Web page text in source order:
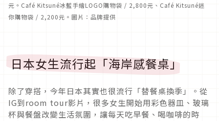
元。Café Kitsuné冰藍手繪LOGO購物袋 / 2,800元、Café Kitsuné迷
你購物袋 / 2,200元。圖片：品牌提供
日本女生流行起「海岸感餐桌」
除了穿搭，今年日本其實也很流行「替餐桌換季」。從
IG到room tour影片，很多女生開始用彩色器皿、玻璃
杯與餐盤改變生活氛圍，讓每天吃早餐、喝咖啡的時